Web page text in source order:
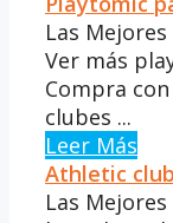
Las
Ver más
Compra
clubes ...
Leer Más
Athletic
Las